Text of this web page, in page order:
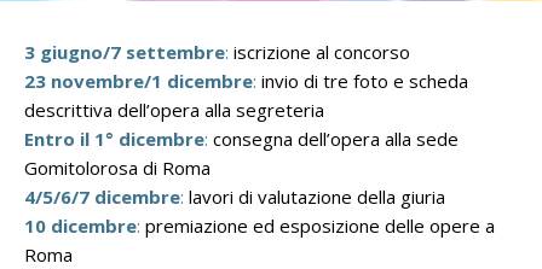
3 giugno/7 settembre: iscrizione al concorso
23 novembre/1 dicembre: invio di tre foto e scheda
descrittiva dell’opera alla segreteria
Entro il 1° dicembre: consegna dell’opera alla sede
Gomitolorosa di Roma
4/5/6/7 dicembre: lavori di valutazione della giuria
10 dicembre: premiazione ed esposizione delle opere a
Roma